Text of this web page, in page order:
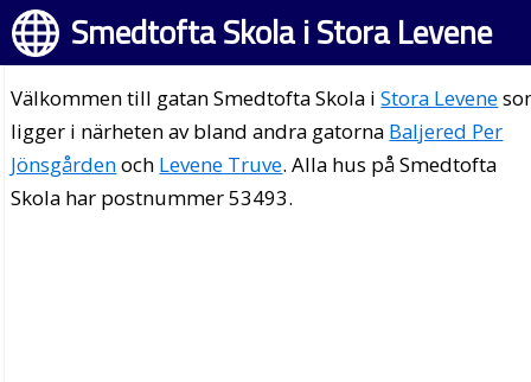
Smedtofta Skola i Stora Levene
Välkommen till gatan Smedtofta Skola iStora Levene
ligger i närheten av bland andra gatorna Baljered Per
Jönsgårdenoch Levene Truve. Alla hus på Smedtofta
Skola har postnummer 53493.